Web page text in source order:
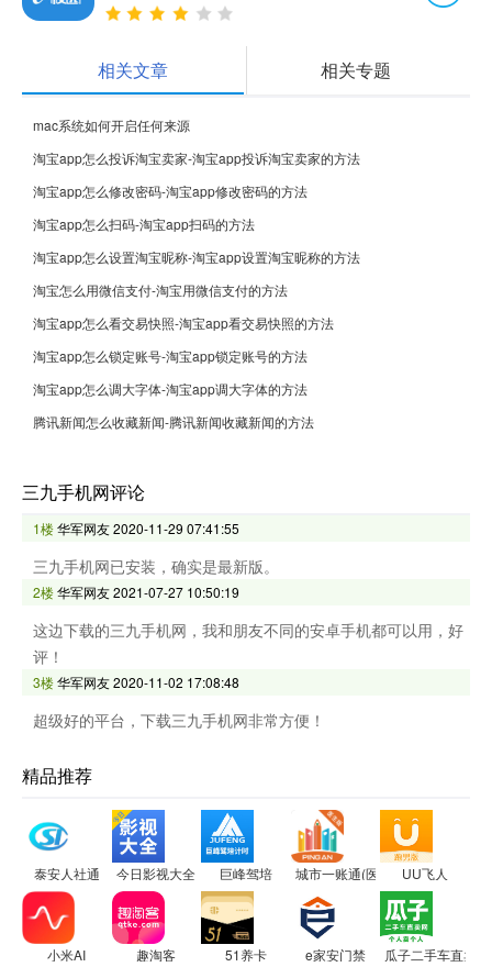
相关文章 相关专题
mac系统如何开启任何来源
淘宝app怎么投诉淘宝卖家-淘宝app投诉淘宝卖家的方法
淘宝app怎么修改密码-淘宝app修改密码的方法
淘宝app怎么扫码-淘宝app扫码的方法
淘宝app怎么设置淘宝昵称-淘宝app设置淘宝昵称的方法
淘宝怎么用微信支付-淘宝用微信支付的方法
淘宝app怎么看交易快照-淘宝app看交易快照的方法
淘宝app怎么锁定账号-淘宝app锁定账号的方法
淘宝app怎么调大字体-淘宝app调大字体的方法
腾讯新闻怎么收藏新闻-腾讯新闻收藏新闻的方法
三九手机网评论
1楼华军网友2020-11-29 07:41:55
三九手机网已安装，确实是最新版。
2楼华军网友2021-07-27 10:50:19
这边下载的三九手机网，我和朋友不同的安卓手机都可以用，好
评！
3楼华军网友2020-11-02 17:08:48
超级好的平台，下载三九手机网非常方便！
精品推荐
泰安人社通 今日影视大全 巨峰驾培 城市一账通(医生版)UU飞人
小米AI 趣淘客 51养卡 e家安门禁 瓜子二手车直卖网